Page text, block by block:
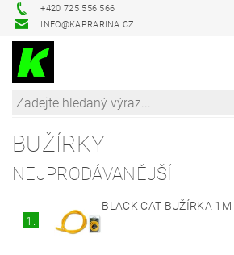
+420 725 556 566
INFO@KAPRARINA.CZ
BUŽÍRKY
NEJPRODÁVANĚJŠÍ
1.
BLACK CAT BUŽÍRKA 1M